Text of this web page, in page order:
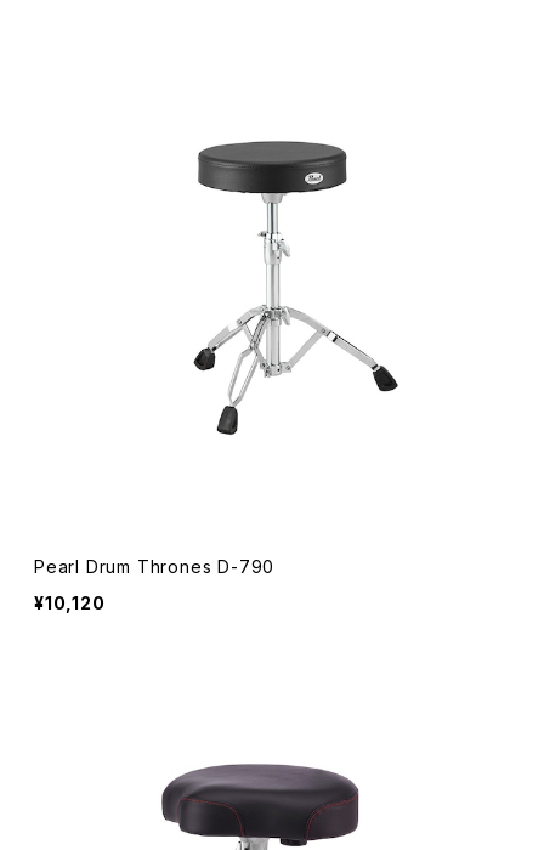
Pearl Drum Thrones D-790
¥10,120